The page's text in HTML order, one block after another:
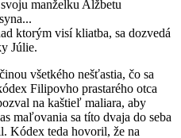
manželku Alžbetu
ktorým visí kliatba, sa dozvedá
Júlie.
všetkého nešťastia, čo sa
Filipovho prastarého otca
na kaštieľ maliara, aby
maľovania sa títo dvaja do seba
Kódex teda hovoril, že na